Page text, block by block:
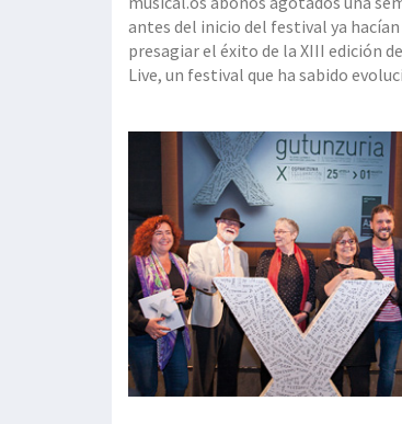
antes del inicio del festival ya hacían
presagiar el éxito de la XIII edición
Live, un festival que ha sabido
en las últimas ediciones ya ha